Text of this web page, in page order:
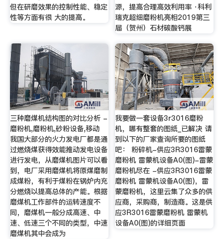
但在研磨效果的控制性能、稳定
性等方面有很 大的提高。
源，提高合理高效利用率 ·科利
瑞克超细磨粉机亮相2019第三
届（贺州）石材碳酸钙展
三种磨煤机结构图的对比分析 -
磨粉机,磨粉机,砂粉设备,移动
我国大部分的火力发电厂都是通
过燃烧煤获得效能推动发电设备
进行发电，从磨煤机图片可以看
到，电厂采用磨煤机将原煤磨制
成煤粉，有利于煤粉在锅炉内充
分燃烧以提高总体的产能。根据
磨煤机工作部件的运转速度不
同，磨煤机一般分成高速、中
速、低速三个不同的类型，中速
磨煤机其中会成为
我要做一套设备3r3016磨粉
机，哪有整套的图纸_已解决 请
到以下的厂家查询所要的图纸
吧： 粉碎机-供应3R3016雷蒙
磨粉机 雷蒙机设备A0(图)-雷蒙
磨粉机尽在 -供应3R3016雷蒙
磨粉机 雷蒙机设备A0(图)，雷
蒙磨粉机，这里云集了众多的供
应商，采购商，制造商。这是供
应3R3016雷蒙磨粉机 雷蒙机
设备A0(图)的详细页面